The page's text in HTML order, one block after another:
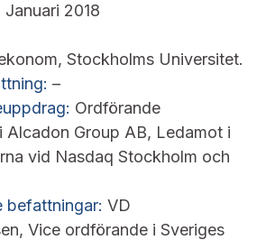
Januari 2018
Stockholms Universitet.
–
Ordförande
Alcadon Group AB, Ledamot i
vid Nasdaq Stockholm och
befattningar: VD
Vice ordförande i Sveriges